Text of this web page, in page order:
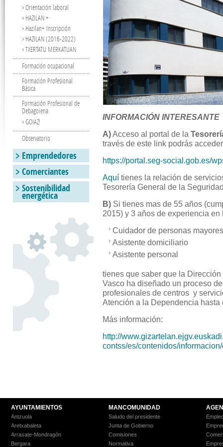
INFORMACIÓN INTERESANTE
A)Acceso al portal de la
través de este link podrás
https://portal.seg-social.gob.es/
Aquí tienes la relación de
Tesorería General de la
B) Si tienes mas de 55 años
2015) y 3 años de experiencia
Cuidador de personas
Asistente domiciliario
Asistente personal
tienes que saber que la
Vasco ha diseñado un proceso
profesionales de centros y
Atención a la Dependencia
Más información:
http://
contss/es/contenidos/
Orientación laboral
HAZILAN +
Hazilan+ Inscripción
HAZILAN (2016-2022)
TXERTATU MERKATUAN
Formación ocupacional
Formación Profesional
Básica
Formación Profesional de
Debagoiena
GOIAZ!
Observatorio
Emprendedores
Comerciantes
Sostenibilidad
energética
AYUNTAMIENTOS
Antzuola
Aretxabaleta
Arrasate-Mondragón
Bergara
MANCOMUNIDAD
Saludo del presidente
Junta de Gobierno
Comisiones
Normativa